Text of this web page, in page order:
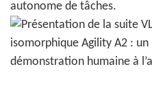
autonome de tâches.